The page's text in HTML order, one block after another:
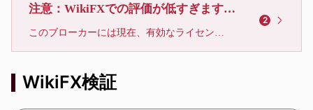
注意：WikiFXでの評価が低すぎます、利用しないでください
このブローカーには現在、有効なライセンスが確認されていません。リスクにご注意下さい！
2
WikiFX検証